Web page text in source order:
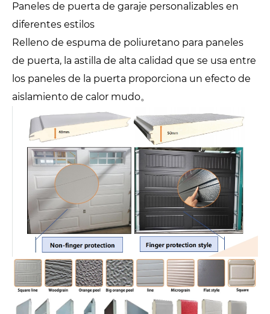
Paneles de puerta de garaje personalizables en
diferentes estilos
Relleno de espuma de poliuretano para paneles
de puerta, la astilla de alta calidad que se usa entre
los paneles de la puerta proporciona un efecto de
aislamiento de calor mudo。